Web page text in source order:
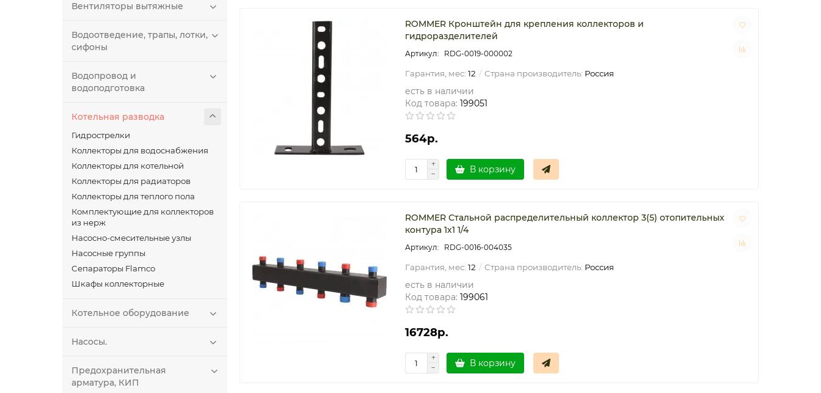
Вентиляторы вытяжные
Водоотведение, трапы, лотки,
сифоны
Водопровод и
водоподготовка
Котельная разводка
Гидрострелки
Коллекторы для водоснабжения
Коллекторы для котельной
Коллекторы для радиаторов
Коллекторы для теплого пола
Комплектующие для коллекторов
из нерж
Насосно-смесительные узлы
Насосные группы
Сепараторы Flamco
Шкафы коллекторные
Котельное оборудование
Насосы.
Предохранительная
арматура, КИП
ROMMER Кронштейн для крепления коллекторов и
гидроразделителей
RDG-0019-000002
Гарантия, мес: 12 Страна производитель: Россия
есть в наличии
Код товара: 199051
564р.
В корзину
ROMMER Стальной распределительный коллектор 3(5) отопительных
контура 1х1 1/4
RDG-0016-004035
Гарантия, мес: 12 Страна производитель: Россия
есть в наличии
Код товара: 199061
16728р.
В корзину